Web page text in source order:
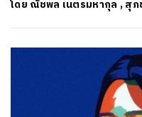
โดย ณัชพล เนตรมหากุล ,สุภ